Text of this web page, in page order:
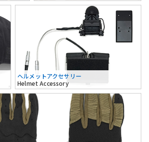
ヘルメットアクセサリー
Helmet Accessory